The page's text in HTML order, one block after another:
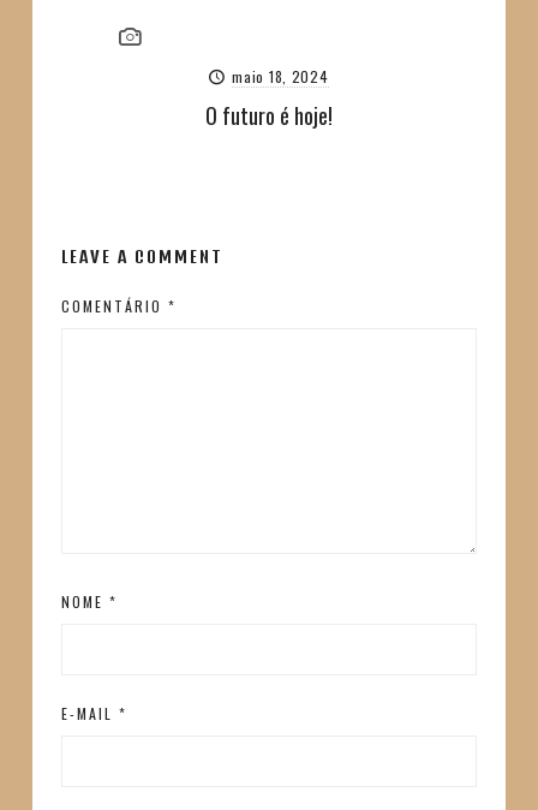
maio 18, 2024
O futuro é hoje!
LEAVE A COMMENT
COMENTÁRIO *
NOME *
E-MAIL *